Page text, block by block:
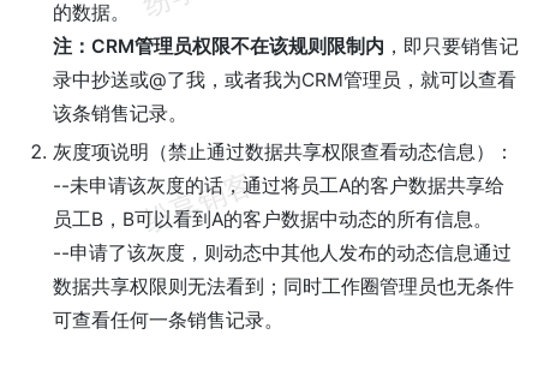
的数据。
注：CRM管理员权限不在该规则限制内 ，即只要销售记
录中抄送或@了我，或者我为CRM管理员，就可以查看
该条销售记录。
灰度项说明（禁止通过数据共享权限查看动态信息）：
--未申请该灰度的话，通过将员工A的客户数据共享给
员工B，B可以看到A的客户数据中动态的所有信息。
--申请了该灰度，则动态中其他人发布的动态信息通过
数据共享权限则无法看到；同时工作圈管理员也无条件
可查看任何一条销售记录。